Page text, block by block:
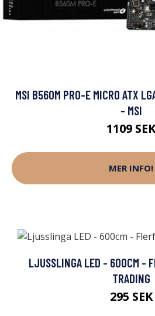
MSI B560M PRO-E MICRO ATX
- MSI
1109 SEK
MER INFO!
LJUSSLINGA LED - 600CM -
TRADING
295 SEK